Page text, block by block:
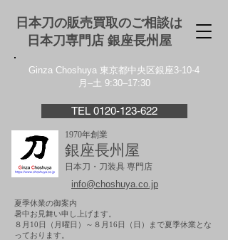
日本刀の販売買取のご相談は
日本刀専門店 銀座⻑州屋
Ginza Choshuya 東京都中央区銀座3-10-4
月–土 9:30–17:30
TEL 0120-123-622
1970年創業
銀座長州屋
日本刀・刀装具 専門店
info@choshuya.co.jp
夏季休業の御案内
暑中お見舞い申し上げます。
８月10日（月曜日）～８月16日（日）まで夏季休業とな
っております。